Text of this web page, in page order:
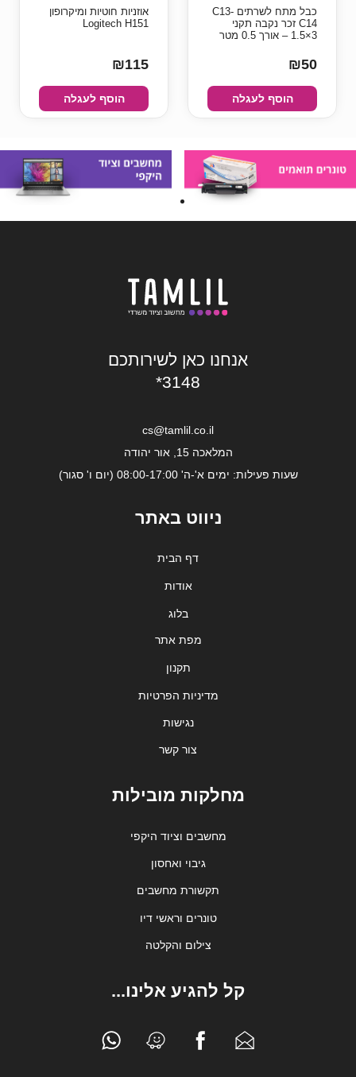
כבל מתח לשרתים C13-
C14 זכר נקבה תקני
3×1.5 – אורך 0.5 מטר
₪50
הוסף לעגלה
אוזניות ‏חוטיות ומיקרופון
Logitech H151
₪115
הוסף לעגלה
אנחנו כאן לשירותכם
*3148
cs@tamlil.co.il
המלאכה 15, אור יהודה
שעות פעילות: ימים א'-ה' 08:00-17:00 (יום ו' סגור)
ניווט באתר
דף הבית
אודות
בלוג
מפת אתר
תקנון
מדיניות הפרטיות
נגישות
צור קשר
מחלקות מובילות
מחשבים וציוד היקפי
גיבוי ואחסון
תקשורת מחשבים
טונרים וראשי דיו
צילום והקלטה
קל להגיע אלינו...